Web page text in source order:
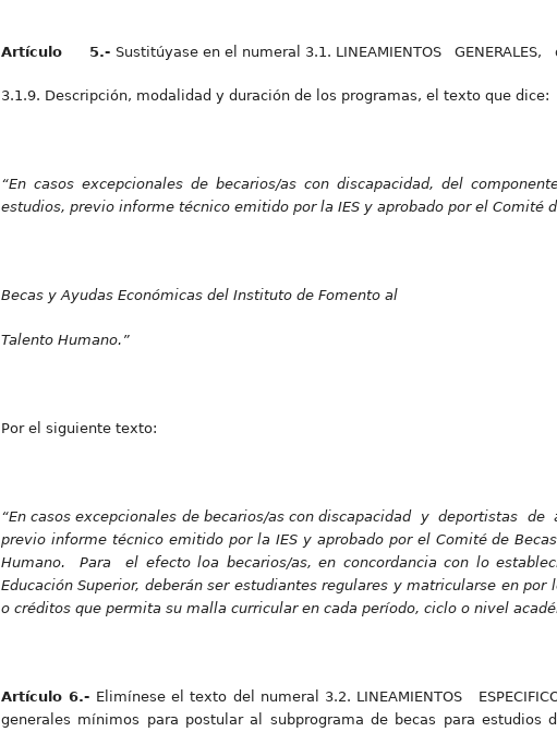
Artículo 5.- Sustitúyase en el numeral 3.1. LINEAMIENTOS
3.1.9. Descripción, modalidad y duración de los programas, el texto que dice:
“En casos excepcionales de becarios/as con discapacidad, del
estudios, previo informe técnico emitido por la IES y aprobado por el Comité
Becas y Ayudas Económicas del Instituto de Fomento al
Talento Humano.”
Por el siguiente texto:
“En casos excepcionales de becarios/as con discapacidad y deportistas
previo informe técnico emitido por la IES y aprobado por el Comité de
Humano. Para el efecto loa becarios/as, en concordancia con lo
Educación Superior, deberán ser estudiantes regulares y matricularse en
o créditos que permita su malla curricular en cada período, ciclo o nivel
Artículo 6.- Elimínese el texto del numeral 3.2. LINEAMIENTOS
generales mínimos para postular al subprograma de becas para